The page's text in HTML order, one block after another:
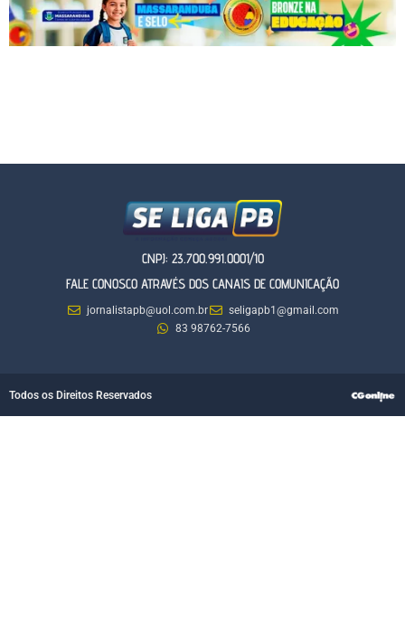
CNPJ: 23.700.991.0001/10
FALE CONOSCO ATRAVÉS DOS CANAIS DE COMUNICAÇÃO
jornalistapb@uol.com.br
seligapb1@gmail.com
83 98762-7566
Todos os Direitos Reservados